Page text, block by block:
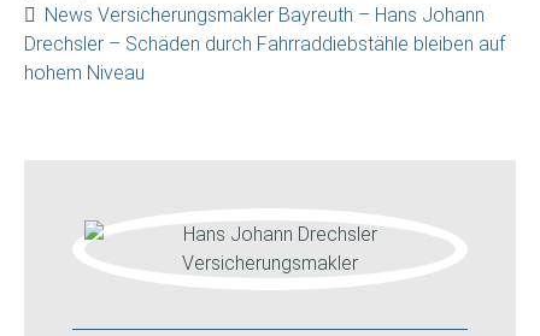
News Versicherungsmakler Bayreuth – Hans Johann
Drechsler – Schäden durch Fahrraddiebstähle bleiben auf
hohem Niveau